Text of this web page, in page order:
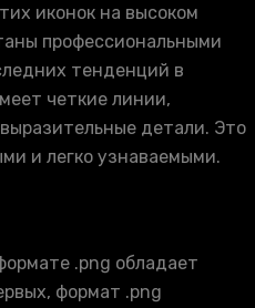
иконок на высоком
профессиональными
тенденций в
четкие линии,
детали. Это
и легко узнаваемыми.
.png обладает
формат .png